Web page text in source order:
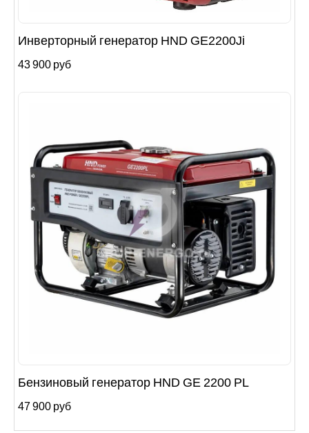
Инверторный генератор HND GE2200Ji
43 900 руб
Бензиновый генератор HND GE 2200 PL
47 900 руб